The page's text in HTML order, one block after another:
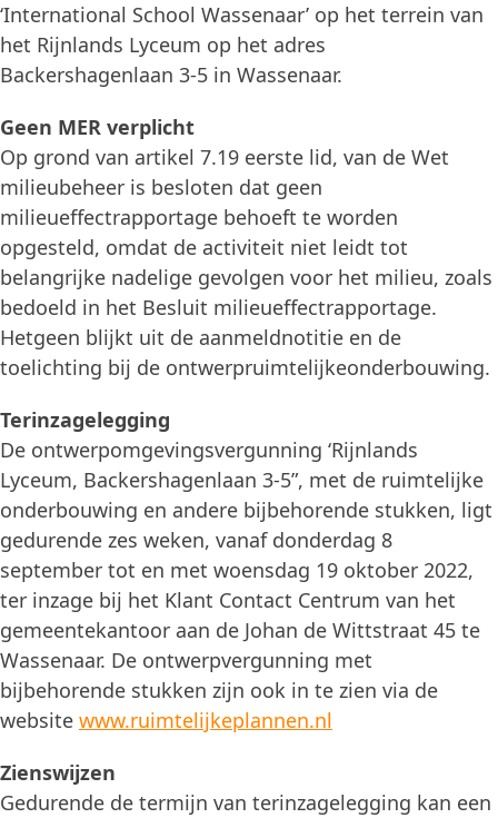
‘International School Wassenaar’ op het terrein van
het Rijnlands Lyceum op het adres
Backershagenlaan 3-5 in Wassenaar.
Geen MER verplicht
Op grond van artikel 7.19 eerste lid, van de Wet
milieubeheer is besloten dat geen
milieueffectrapportage behoeft te worden
opgesteld, omdat de activiteit niet leidt tot
belangrijke nadelige gevolgen voor het milieu, zoals
bedoeld in het Besluit milieueffectrapportage.
Hetgeen blijkt uit de aanmeldnotitie en de
toelichting bij de ontwerpruimtelijkeonderbouwing.
Terinzagelegging
De ontwerpomgevingsvergunning ‘Rijnlands
Lyceum, Backershagenlaan 3-5”, met de ruimtelijke
onderbouwing en andere bijbehorende stukken, ligt
gedurende zes weken, vanaf donderdag 8
september tot en met woensdag 19 oktober 2022,
ter inzage bij het Klant Contact Centrum van het
gemeentekantoor aan de Johan de Wittstraat 45 te
Wassenaar. De ontwerpvergunning met
bijbehorende stukken zijn ook in te zien via de
website www.ruimtelijkeplannen.nl
Zienswijzen
Gedurende de termijn van terinzagelegging kan een